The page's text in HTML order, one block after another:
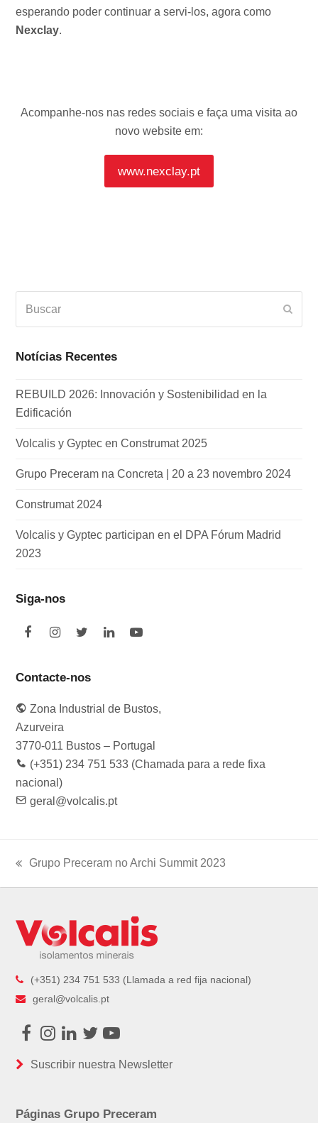
esperando poder continuar a servi-los, agora como
Nexclay.
Acompanhe-nos nas redes sociais e faça uma visita ao
novo website em:
www.nexclay.pt
Notícias Recentes
REBUILD 2026: Innovación y Sostenibilidad en la
Edificación
Volcalis y Gyptec en Construmat 2025
Grupo Preceram na Concreta | 20 a 23 novembro 2024
Construmat 2024
Volcalis y Gyptec participan en el DPA Fórum Madrid
2023
Siga-nos
F
e
o
o
k
I
t
g
r
a
m
T
t
e
r
L
d
I
Y
e
Contacte-nos
Zona Industrial de Bustos,
Azurveira
3770-011 Bustos – Portugal
(+351) 234 751 533 (Chamada para a rede fixa
nacional)
geral@volcalis.pt
previous
post:
Grupo Preceram no Archi Summit 2023
(+351) 234 751 533 (Llamada a red fija nacional)
geral@volcalis.pt
Facebook
Instagram
LinkedIn
TwitterYoutube
Suscribir nuestra Newsletter
Páginas Grupo Preceram